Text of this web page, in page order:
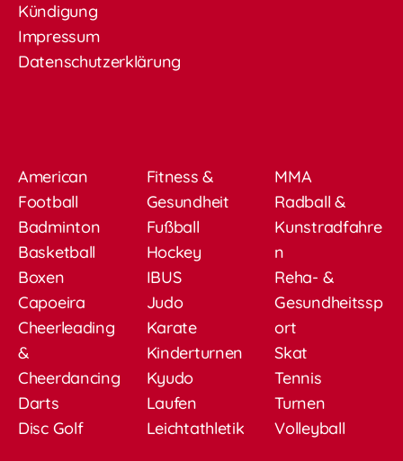
Kündigung
Impressum
Datenschutzerklärung
American
Football
Badminton
Basketball
Boxen
Capoeira
Cheerleading
&
Cheerdancing
Darts
Disc Golf
Fitness &
Gesundheit
Fußball
Hockey
IBUS
Judo
Karate
Kinderturnen
Kyudo
Laufen
Leichtathletik
MMA
Radball &
Kunstradfahre
n
Reha- &
Gesundheitssp
ort
Skat
Tennis
Turnen
Volleyball